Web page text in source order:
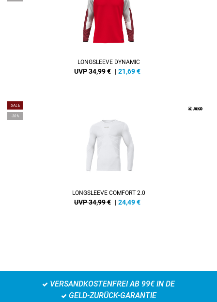
LONGSLEEVE DYNAMIC
UVP 34,99 € | 21,69€
SALE
-30%
LONGSLEEVE COMFORT 2.0
UVP 34,99 € | 24,49€
VERSANDKOSTENFREI AB 99€ IN DE
GELD-ZURÜCK-GARANTIE